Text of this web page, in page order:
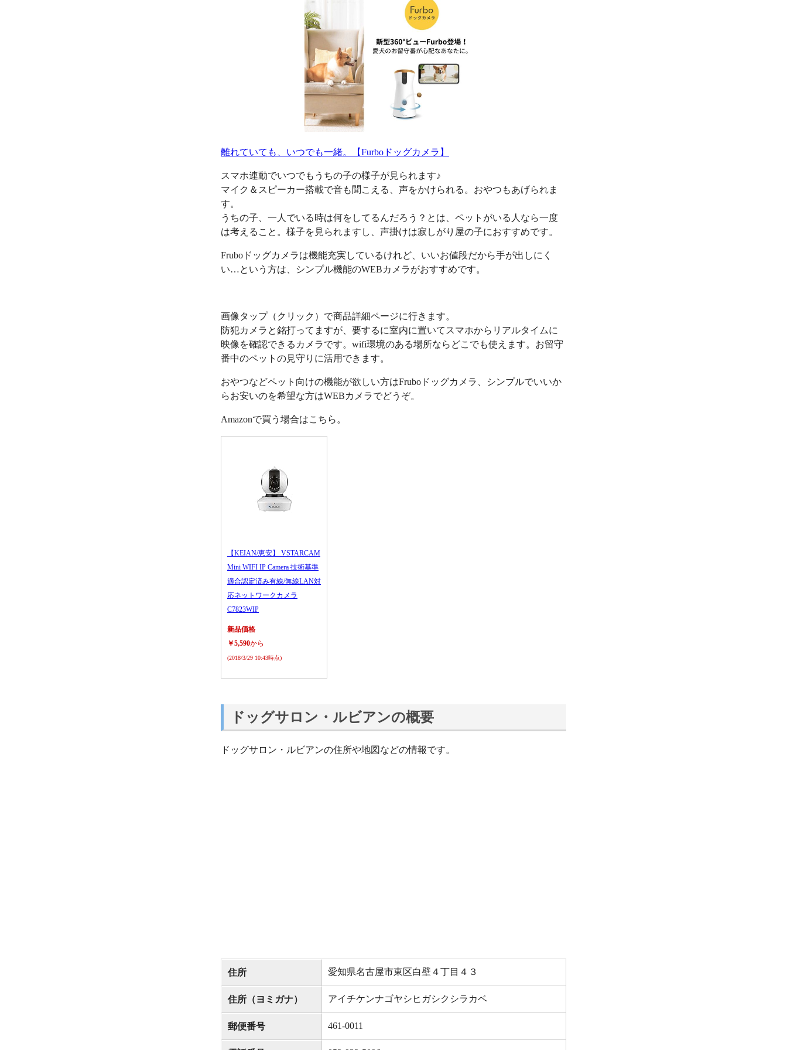
離れていても、いつでも一緒。【Furboドッグカメラ】
スマホ連動でいつでもうちの子の様子が見られます♪
マイク＆スピーカー搭載で音も聞こえる、声をかけられる。おやつもあげられま
す。
うちの子、一人でいる時は何をしてるんだろう？とは、ペットがいる人なら一度
は考えること。様子を見られますし、声掛けは寂しがり屋の子におすすめです。
Fruboドッグカメラは機能充実しているけれど、いいお値段だから手が出しにく
い…という方は、シンプル機能のWEBカメラがおすすめです。
画像タップ（クリック）で商品詳細ページに行きます。
防犯カメラと銘打ってますが、要するに室内に置いてスマホからリアルタイムに
映像を確認できるカメラです。wifi環境のある場所ならどこでも使えます。お留守
番中のペットの見守りに活用できます。
おやつなどペット向けの機能が欲しい方はFruboドッグカメラ、シンプルでいいか
らお安いのを希望な方はWEBカメラでどうぞ。
Amazonで買う場合はこちら。
【KEIAN/恵安】 VSTARCAM
Mini WIFI IP Camera 技術基準
適合認定済み有線/無線LAN対
応ネットワークカメラ
C7823WIP
新品価格
￥5,590から
(2018/3/29 10:43時点)
ドッグサロン・ルビアンの概要
ドッグサロン・ルビアンの住所や地図などの情報です。
住所 愛知県名古屋市東区白壁４丁目４３
住所（ヨミガナ） アイチケンナゴヤシヒガシクシラカベ
郵便番号 461-0011